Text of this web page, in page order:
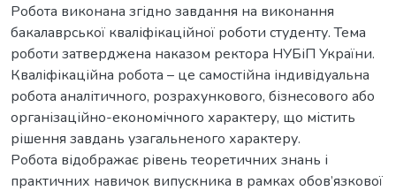
Робота виконана згідно завдання на виконання
бакалаврської кваліфікаційної роботи студенту. Тема
роботи затверджена наказом ректора НУБіП України.
Кваліфікаційна робота – це самостійна індивідуальна
робота аналітичного, розрахункового, бізнесового або
організаційно-економічного характеру, що містить
рішення завдань узагальненого характеру.
Робота відображає рівень теоретичних знань і
практичних навичок випускника в рамках обов’язкової